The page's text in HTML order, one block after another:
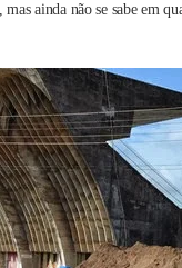
ainda não se sabe em